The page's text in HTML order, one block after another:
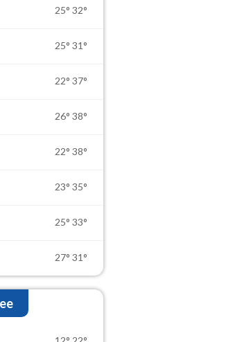
25° 32°
25° 31°
22° 37°
26° 38°
22° 38°
23° 35°
25° 33°
27° 31°